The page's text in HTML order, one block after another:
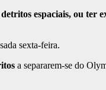
espaciais, ou ter
sexta-feira.
a separarem-se do